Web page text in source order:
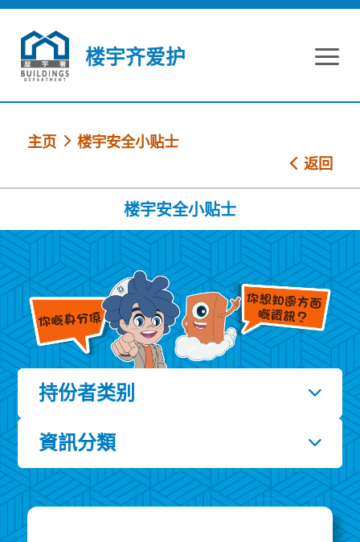
跳到内容
楼宇齐爱护
主页
楼宇安全小贴士
返回
楼宇安全小贴士
持份者类别
資訊分類